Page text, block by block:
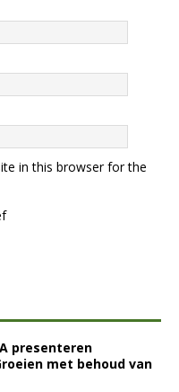
in this browser for the
presenteren
met behoud van